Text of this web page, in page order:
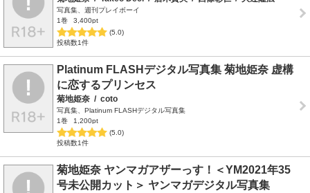
写真集、週刊プレイボーイ
1巻
3,400pt
(5.0)
投稿数1件
Platinum FLASHデジタル写真集 菊地姫奈 虚構
に恋するプリンセス
菊地姫奈 / coto
写真集、Platinum FLASHデジタル写真集
1巻
1,200pt
(5.0)
投稿数1件
菊地姫奈 ヤンマガアザーっす！＜YM2021年35
号未公開カット＞ ヤンマガデジタル写真集